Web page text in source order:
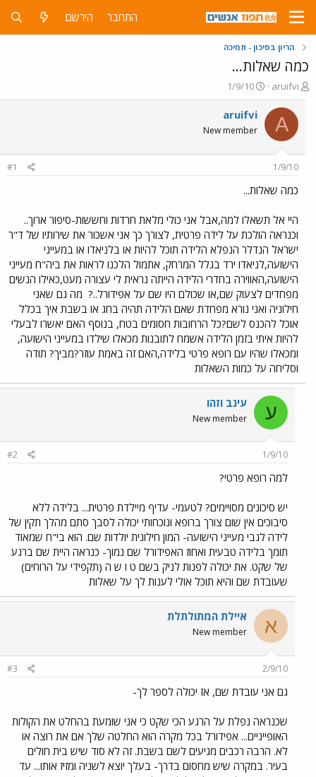
התחבר הירשם
הריון בסיכון - תמיכה
כמה שאלות...
פ
ו
ת
ח
ה
ו
ש
א
aruifvi
פ
ו
ר
ם
ר
1/9/10
A
aruifvi
New member
1/9/10
#1
כמה שאלות...
היי אל תשאלו למה,אבל אני כולי מלאת חרדות וחששות-סיפור ארוך..
וכנראה הולכת על לידה פרטית, לצורך כך אני אשכור את שירותיו של ד"ר
ישראל הנדלר הנפלא הלידה תוכל להיות או בלניאדו או במעייני
הישועה,לניאדו ירד בגלל המרחק, אתמול הלכנו לראות את ביה"ח מעייני
הישועה,האווירה בחדרי הלידה הייתה נראית לי עצורה מעט,כאילו הנשים
מפחדים לצעוק שם,או שכולם היו שם על אפידורל..? מה גם שאני
חילוניה ואני נורא מפחדת שאם הלידה תהיה בחג או בשבת איך בכלל
אוכל להכנס לשם?כל הרחובות חסומים בטח, בנוסף האם יאשרו לבעלי
להיות איתי בזמן הלידה אשמח לתובנות מכאלו שילדו במעייני הישועה,
ומכאלו שהיו עם רופא פרטי בלידה,האם זה באמת עוזר?מביך? תודה
וסליחה על כמות השאלות
ע עינב וזהו
New member
1/9/10
#2
למה רופא פרטי?
יש סיכונים מסויימים? לטעמי- עדיף מיילדת פרטית... בלידה ללא
סיבוכים אין שום צורך ברופא ונוכחותי יכולה לסבך סתם מהלך תקין של
לידה לגבי מעייני הישועה- המון חילונית יולדות שם. הוא בי"ח שמאוד
תומך בלידה טבעית ואחוז האפידורל שם נמוך- כנראה היית שם ברגע
של שקט. את יכולה לפנות לניק בשם ט ו ש ה (תקפידי על הרוחים)
שעובדת שם והיא תוכל אולי לענות לך על שאלות
א איילת המתולתלת
New member
2/9/10
#3
גם אני עובדת שם, אז יכולה לספר לך-
שכנראה נפלת על הרגע הכי שקט כי אני שומעת בהחלט את הקולות
האופייניים... אפידורל בכל מקרה הוא החלטה שלך אם את רוצה או
לא. הרבה רכבים מגיעים לשם בשבת. זה לא סוד שיש בית חולים
בעיר. במקרה שיש מחסום בדרך- בעלך יוצא לשניה ומזיז אותו... עד